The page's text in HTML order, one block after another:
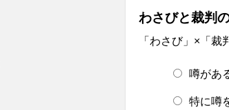
わさびと裁判
「わさび」×「
噂があ
特に噂